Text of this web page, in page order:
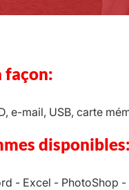
façon:
e-mail, USB, carte
disponibles:
- Excel - PhotoShop